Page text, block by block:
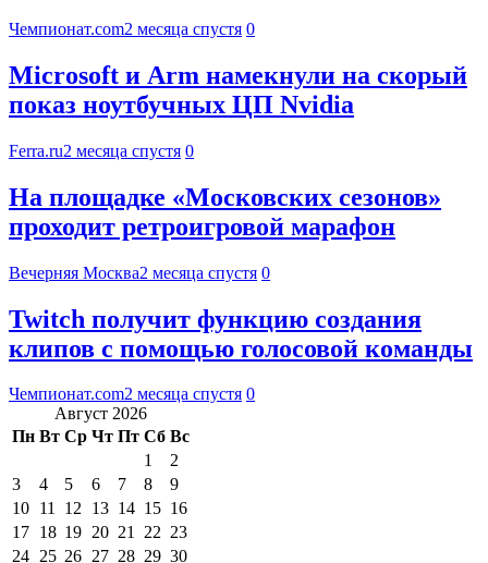
Чемпионат.com2 месяца спустя 0
Microsoft и Arm намекнули на скорый
показ ноутбучных ЦП Nvidia
Ferra.ru2 месяца спустя 0
На площадке «Московских сезонов»
проходит ретроигровой марафон
Вечерняя Москва2 месяца спустя 0
Twitch получит функцию создания
клипов с помощью голосовой команды
Чемпионат.com2 месяца спустя 0
Август 2026
Пн Вт Ср Чт Пт Сб Вс
1
2
3
4 5 6 7 8
9
10 11 12 13 14 15 16
17 18 19 20 21 22 23
24 25 26 27 28 29 30